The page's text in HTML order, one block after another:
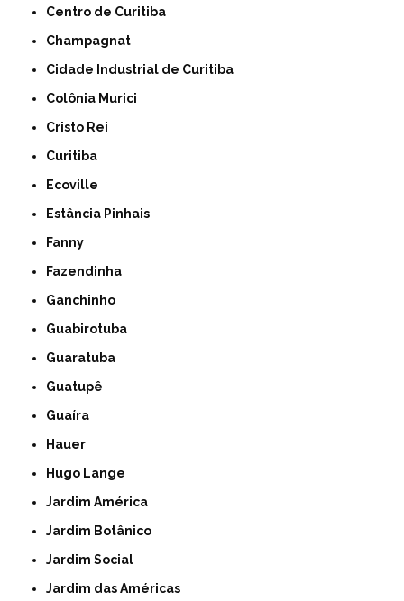
Centro de Curitiba
Champagnat
Cidade Industrial de Curitiba
Colônia Murici
Cristo Rei
Curitiba
Ecoville
Estância Pinhais
Fanny
Fazendinha
Ganchinho
Guabirotuba
Guaratuba
Guatupê
Guaíra
Hauer
Hugo Lange
Jardim América
Jardim Botânico
Jardim Social
Jardim das Américas